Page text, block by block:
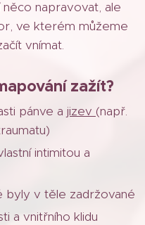
napravovat, ale
ve kterém můžeme
vnímat.
zažít?
pánve a jizev (např.
intimitou a
byly v těle zadržované
a vnitřního klidu